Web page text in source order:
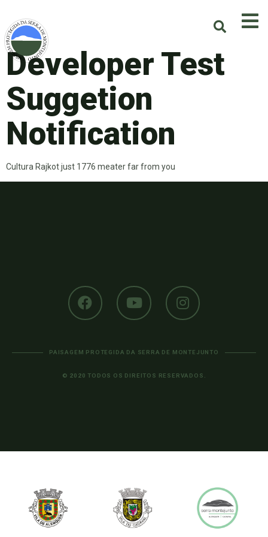
Developer Test
Suggetion
Notification
Cultura Rajkot just 1776 meater far from you
PAISAGEM PROTEGIDA DA SERRA DE MONTEJUNTO
© 2020 TODOS OS DIREITOS RESERVADOS.